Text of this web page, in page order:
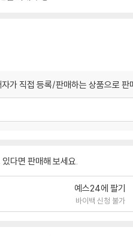
가 직접 등록/판매하는 상품으로
다면 판매해 보세요.
예스24에 팔기
바이백 신청 불가